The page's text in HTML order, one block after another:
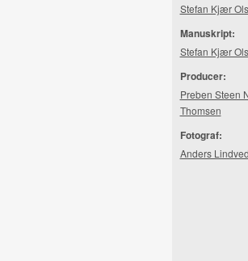
Stefan Kjær
Manuskript:
Stefan Kjær
Producer:
Preben Steen
Thomsen
Fotograf:
Anders Lindved